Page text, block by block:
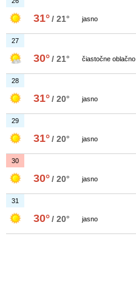
31°/ 21° jasno
27
30°/ 21° čiastočne oblačno
28
31°/ 20° jasno
29
31°/ 20° jasno
30
30°/ 20° jasno
31
30°/ 20° jasno